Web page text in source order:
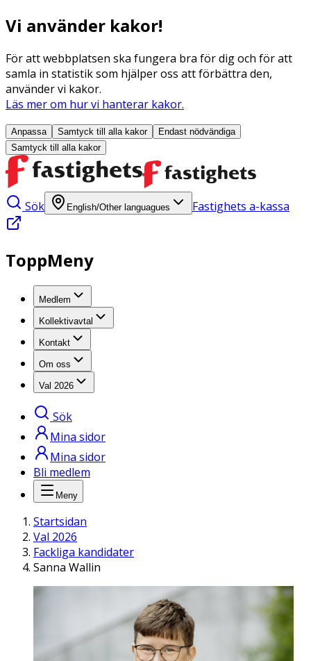
Vi använder kakor!
För att webbplatsen ska fungera bra för dig och för att
samla in statistik som hjälper oss att förbättra den,
använder vi kakor.
Läs mer om hur vi hanterar kakor.
Anpassa Samtyck till alla kakor
Endast nödvändiga
Samtyck till alla kakor
Sök English/Other languagues Fastighets a-kassa
ToppMeny
Medlem
Kollektivavtal
Kontakt
Om oss
Val 2026
Sök
Mina sidor
Mina sidor
Bli medlem
Meny
Startsidan
Val 2026
Fackliga kandidater
Sanna Wallin